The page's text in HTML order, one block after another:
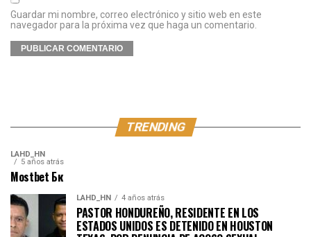
Guardar mi nombre, correo electrónico y sitio web en este
navegador para la próxima vez que haga un comentario.
TRENDING
LAHD_HN
5 años atrás
Mostbet Бк
LAHD_HN 4 años atrás
PASTOR HONDUREÑO, RESIDENTE EN LOS
ESTADOS UNIDOS ES DETENIDO EN HOUSTON